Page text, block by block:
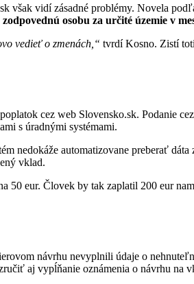
vidí zásadné problémy. Novela
zodpovednú osobu za určité územie v
vedieť o zmenách,“ tvrdí Kosno. Zistí
cez web Slovensko.sk. Podanie
s úradnými systémami.
nedokáže automatizovane preberať
vklad.
eur. Človek by tak zaplatil 200 eur
návrhu nevyplnili údaje o
aj vypĺňanie oznámenia o návrhu na